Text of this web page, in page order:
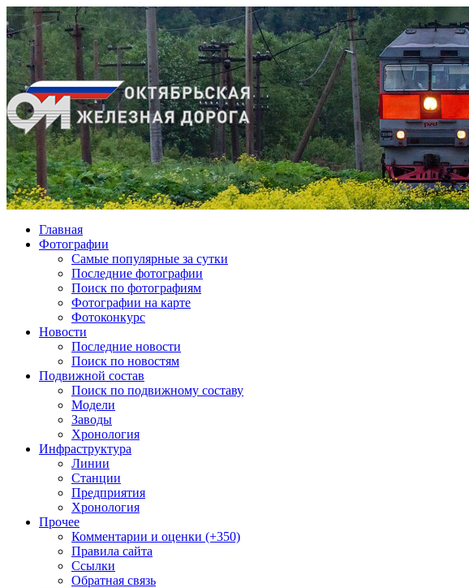
Главная
Фотографии
Cамые популярные за сутки
Последние фотографии
Поиск по фотографиям
Фотографии на карте
Фотоконкурс
Новости
Последние новости
Поиск по новостям
Подвижной состав
Поиск по подвижному составу
Модели
Заводы
Хронология
Инфраструктура
Линии
Станции
Предприятия
Хронология
Прочее
Комментарии и оценки (+350)
Правила сайта
Ссылки
Обратная связь